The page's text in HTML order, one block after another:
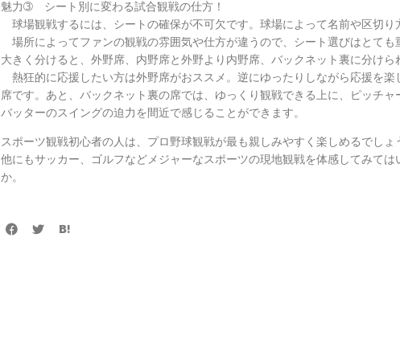
魅力➂ シート別に変わる試合観戦の仕方！
球場観戦するには、シートの確保が不可欠です。球場によって名前や区切り
場所によってファンの観戦の雰囲気や仕方が違うので、シート選びはとても
大きく分けると、外野席、内野席と外野より内野席、バックネット裏に分けら
熱狂的に応援したい方は外野席がおススメ。逆にゆったりしながら応援を楽
席です。あと、バックネット裏の席では、ゆっくり観戦できる上に、ピッチャ
バッターのスイングの迫力を間近で感じることができます。
スポーツ観戦初心者の人は、プロ野球観戦が最も親しみやすく楽しめるでしょ
他にもサッカー、ゴルフなどメジャーなスポーツの現地観戦を体感してみては
か。